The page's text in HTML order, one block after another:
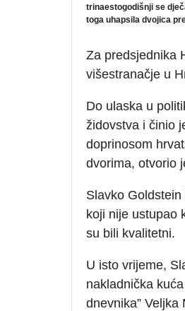
trinaestogodišnji se
toga uhapsila dvojica
Za predsjednika
višestranačje u
Do ulaska u
židovstva i činio
doprinosom
dvorima, otvorio
Slavko
koji nije ustupao
su bili kvalitetni.
U isto vrijeme,
nakladnička
dnevnika”